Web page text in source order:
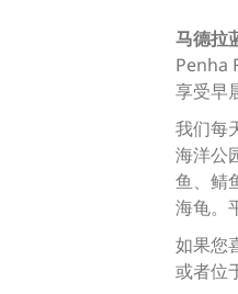
马德拉
Penha
享受早
我们每
海洋公
鱼、鲭
海龟。
如果您
或者位